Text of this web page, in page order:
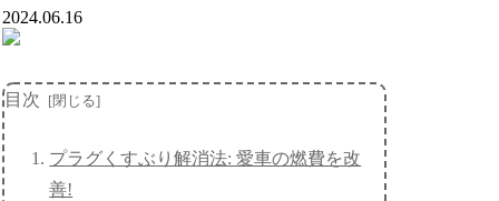
2024.06.16
目次
プラグくすぶり解消法: 愛車の燃費を改
善!